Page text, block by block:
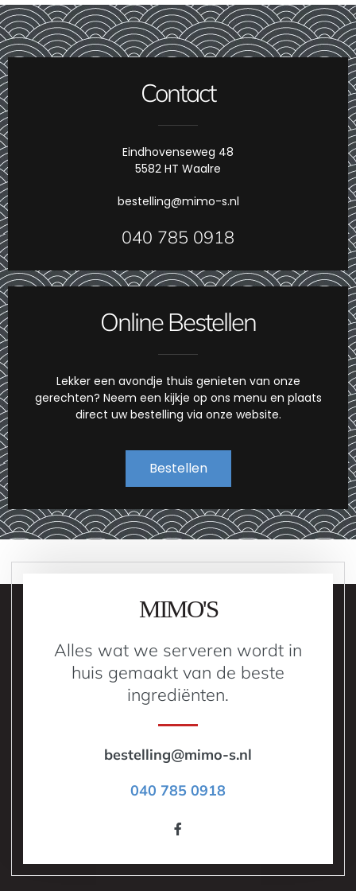
Contact
Eindhovenseweg 48
5582 HT Waalre
bestelling@mimo-s.nl
040 785 0918
Online Bestellen
Lekker een avondje thuis genieten van onze
gerechten? Neem een kijkje op ons menu en plaats
direct uw bestelling via onze website.
Bestellen
MIMO'S
Alles wat we serveren wordt in
huis gemaakt van de beste
ingrediënten.
bestelling@mimo-s.nl
040 785 0918